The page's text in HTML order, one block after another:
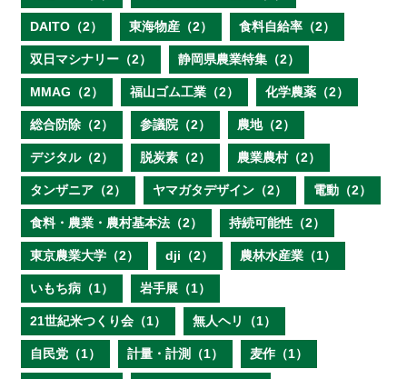
DAITO（2） 東海物産（2） 食料自給率（2）
双日マシナリー（2） 静岡県農業特集（2）
MMAG（2） 福山ゴム工業（2） 化学農薬（2）
総合防除（2） 参議院（2） 農地（2）
デジタル（2） 脱炭素（2） 農業農村（2）
タンザニア（2） ヤマガタデザイン（2） 電動（2）
食料・農業・農村基本法（2） 持続可能性（2）
東京農業大学（2） dji（2） 農林水産業（1）
いもち病（1） 岩手展（1）
21世紀米つくり会（1） 無人ヘリ（1）
自民党（1） 計量・計測（1） 麦作（1）